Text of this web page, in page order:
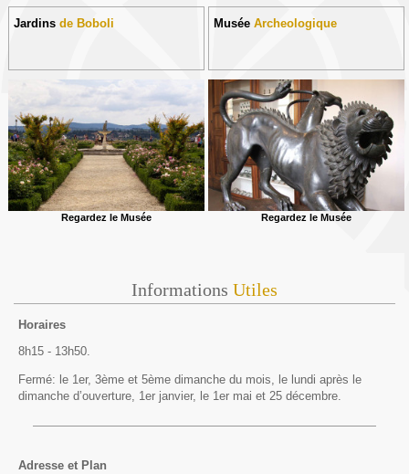
Jardinsde Boboli
Regardez le Musée
MuséeArcheologique
Regardez le Musée
Informations Utiles
Horaires
8h15 - 13h50.
Fermé: le 1er, 3ème et 5ème dimanche du mois, le lundi après le
dimanche d’ouverture, 1er janvier, le 1er mai et 25 décembre.
Adresse et Plan